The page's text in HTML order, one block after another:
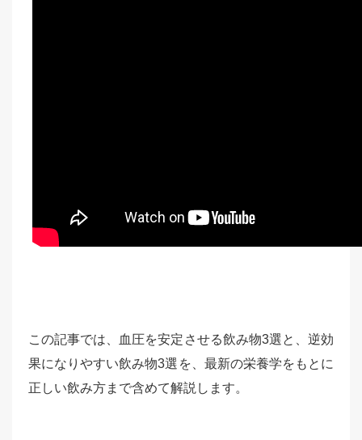
この記事では、血圧を安定させる飲み物3選と、逆効
果になりやすい飲み物3選を、最新の栄養学をもとに
正しい飲み方まで含めて解説します。